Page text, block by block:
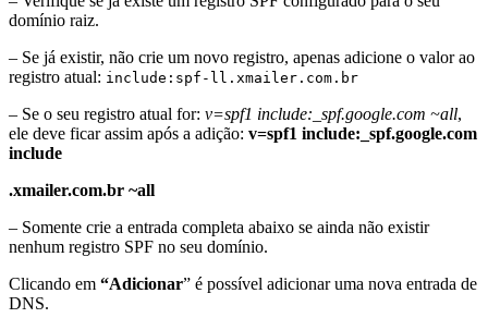
domínio raiz.
– Se já existir, não crie um novo registro, apenas adicione o valor ao
registro atual: include:spf-ll.xmailer.com.br
– Se o seu registro atual for: v=spf1 include:_spf.google.com ~all,
ele deve ficar assim após a adição: v=spf1 include:_spf.google.com
include
.xmailer.com.br ~all
– Somente crie a entrada completa abaixo se ainda não existir
nenhum registro SPF no seu domínio.
Clicando em “Adicionar” é possível adicionar uma nova entrada de
DNS.